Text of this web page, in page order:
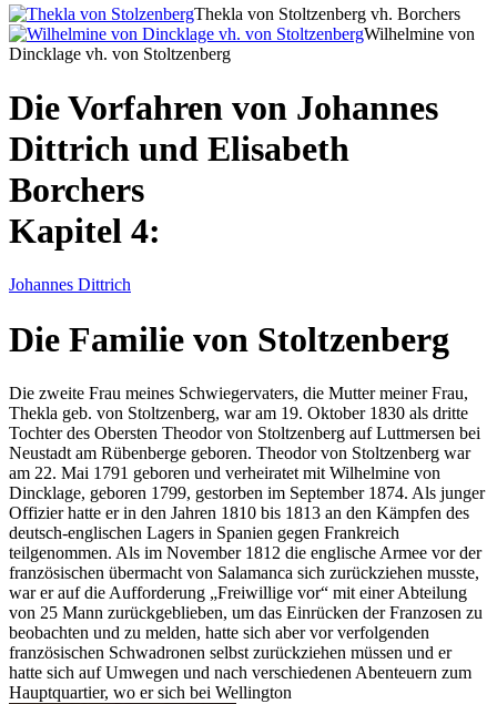
Thekla von Stoltzenberg vh. Borchers
Wilhelmine von
Dincklage vh. von Stoltzenberg
Die Vorfahren von Johannes
Dittrich und Elisabeth
Borchers
Kapitel 4:
Johannes Dittrich
Die Familie von Stoltzenberg
Die zweite Frau meines Schwiegervaters, die Mutter meiner Frau,
Thekla geb. von Stoltzenberg, war am 19. Oktober 1830 als dritte
Tochter des Obersten Theodor von Stoltzenberg auf Luttmersen bei
Neustadt am Rübenberge geboren. Theodor von Stoltzenberg war
am 22. Mai 1791 geboren und verheiratet mit Wilhelmine von
Dincklage, geboren 1799, gestorben im September 1874. Als junger
Offizier hatte er in den Jahren 1810 bis 1813 an den Kämpfen des
deutsch-englischen Lagers in Spanien gegen Frankreich
teilgenommen. Als im November 1812 die englische Armee vor der
französischen übermacht von Salamanca sich zurückziehen musste,
war er auf die Aufforderung
Freiwillige vor
mit einer Abteilung
von 25 Mann zurückgeblieben, um das Einrücken der Franzosen zu
beobachten und zu melden, hatte sich aber vor verfolgenden
französischen Schwadronen selbst zurückziehen müssen und er
hatte sich auf Umwegen und nach verschiedenen Abenteuern zum
Hauptquartier, wo er sich bei Wellington